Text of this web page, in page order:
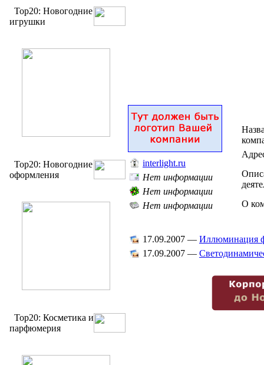
Top20: Новогодние
игрушки
Top20: Новогодние
оформления
Top20: Косметика и
парфюмерия
О
interlight.ru
Нет информации
Нет информации
Нет информации
17.09.2007 — Иллюминация
17.09.2007 —